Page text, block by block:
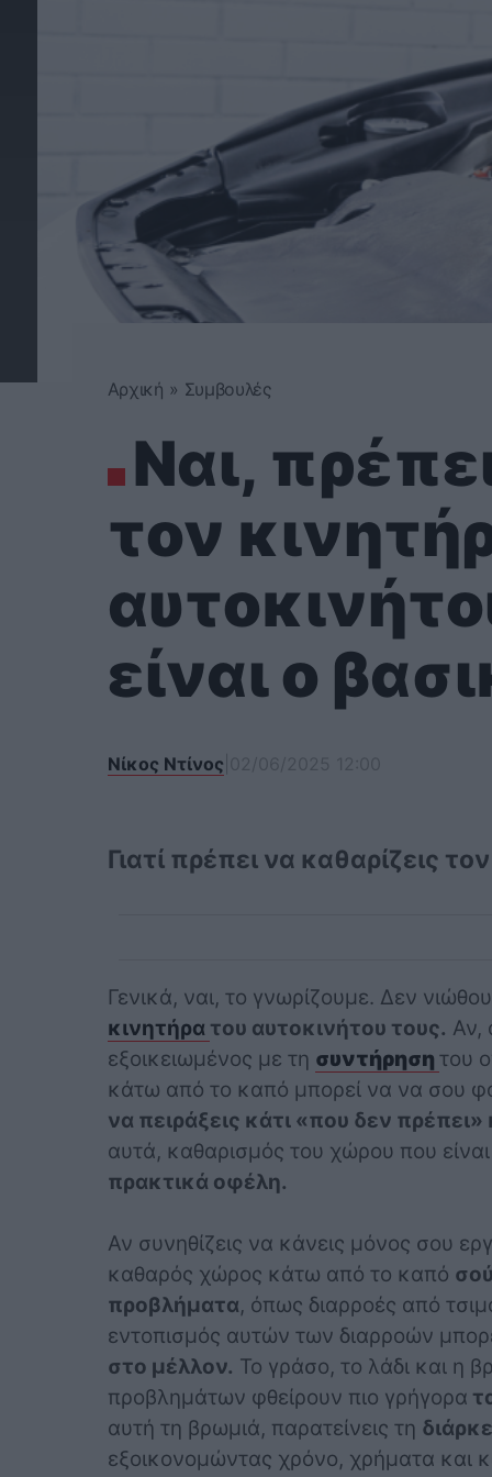
Αρχική » Συμβουλές
Ναι,
τον
είναι ο
Νίκος Ντίνος
Γιατί πρέπει να καθαρίζεις
Γενικά, ναι, το γνωρίζουμε. Δεν
κινητήρα του αυτοκινήτου τους. Αν,
εξοικειωμένος με τη συντήρηση του
κάτω από το καπό μπορεί να να σου
να πειράξεις κάτι «που δεν
αυτά, καθαρισμός του χώρου που
πρακτικά οφέλη.
Αν συνηθίζεις να κάνεις μόνος σου
καθαρός χώρος κάτω από το καπό
προβλήματα, όπως διαρροές από
εντοπισμός αυτών των διαρροών
στο μέλλον. Το γράσο, το λάδι και η
προβλημάτων φθείρουν πιο γρήγορα
αυτή τη βρωμιά, παρατείνεις τη
εξοικονομώντας χρόνο, χρήματα και